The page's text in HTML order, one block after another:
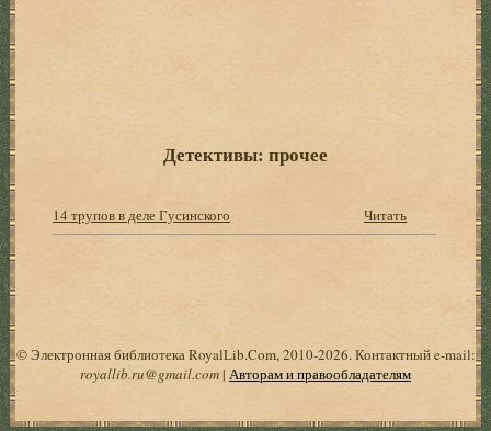
Детективы: прочее
14 тpупов в деле Гусинского Читать
© Электронная библиотека RoyalLib.Com, 2010-2026. Контактный e-mail:
royallib.ru@gmail.com| Авторам и правообладателям